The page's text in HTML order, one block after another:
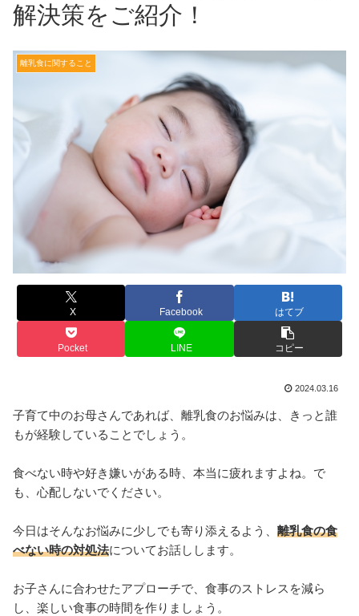
解決策をご紹介！
離乳食に関すること
X Facebook はてブ
Pocket LINE コピー
2024.03.16
子育て中のお母さんであれば、離乳食のお悩みは、きっと誰
もが経験していることでしょう。
食べない時や好き嫌いがある時、本当に疲れますよね。で
も、心配しないでください。
今日はそんなお悩みに少しでも寄り添えるよう、 離乳食の食
べない時の対処法についてお話しします。
お子さんに合わせたアプローチで、食事のストレスを減ら
し、楽しい食事の時間を作りましょう。